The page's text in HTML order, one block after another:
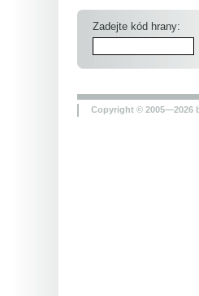
Zadejte kód hrany:
Copyright © 2005—2026